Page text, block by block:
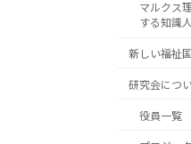
マルクス
する知識
新しい福祉
研究会につ
役員一覧